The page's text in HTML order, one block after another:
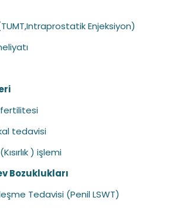
Enjeksiyon)
tedavisi
) işlemi
Bozuklukları
Tedavisi (Penil LSWT)